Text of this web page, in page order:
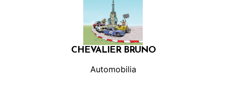
CHEVALIER BRUNO
Automobilia